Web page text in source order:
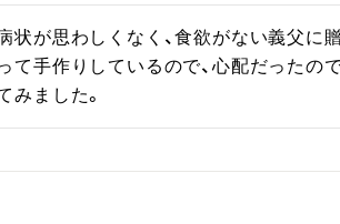
状が思わしくなく、食欲がない義父に
て手作りしているので、心配だったの
みました。